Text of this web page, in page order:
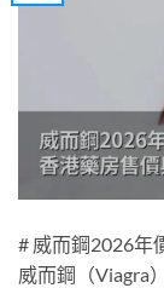
# 威而鋼2026年
威而鋼（Viagra